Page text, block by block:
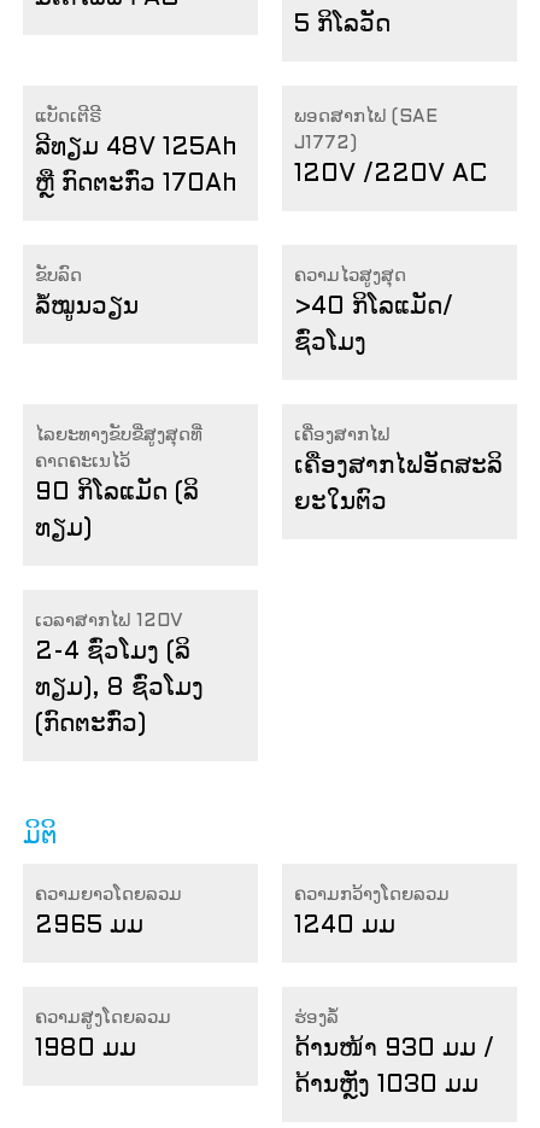
5 ກິໂລວັດ
ແບັດເຕີຣີ
ລີທຽມ 48V 125Ah
ຫຼື ກົດຕະກົ່ວ 170Ah
ພອດສາກໄຟ (SAE
J1772)
120V /220V AC
ຂັບລົດ
ລໍ້​ໝູນ​ວຽນ
ຄວາມໄວສູງສຸດ
>40 ກິໂລແມັດ/
ຊົ່ວໂມງ
ໄລຍະທາງຂັບຂີ່ສູງສຸດທີ່
ຄາດຄະເນໄວ້
90 ກິໂລແມັດ (ລິ
ທຽມ)
ເຄື່ອງສາກໄຟ
ເຄື່ອງສາກໄຟອັດສະລິ
ຍະໃນຕົວ
ເວລາສາກໄຟ 120V
2-4 ຊົ່ວໂມງ (ລິ
ທຽມ), 8 ຊົ່ວໂມງ
(ກົດຕະກົ່ວ)
ມິຕິ
ຄວາມຍາວໂດຍລວມ
2965 ມມ
ຄວາມກວ້າງໂດຍລວມ
1240 ມມ
ຄວາມສູງໂດຍລວມ
1980 ມມ
ຮ່ອງລໍ້
ດ້ານໜ້າ 930 ມມ /
ດ້ານຫຼັງ 1030 ມມ